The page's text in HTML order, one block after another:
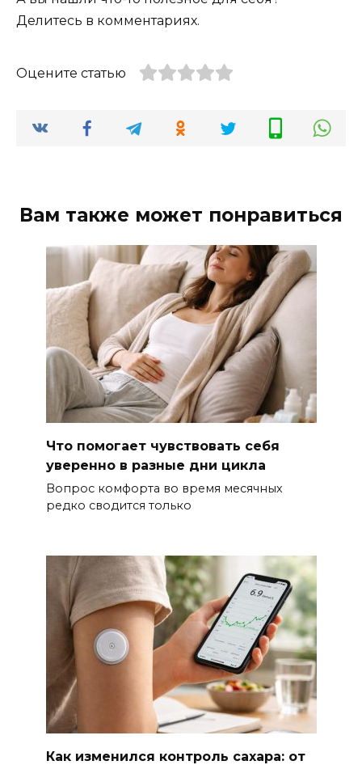
Делитесь в комментариях.
Оцените статью
Вам также может понравиться
Что помогает чувствовать себя
уверенно в разные дни цикла
Вопрос комфорта во время месячных
редко сводится только
Как изменился контроль сахара: от